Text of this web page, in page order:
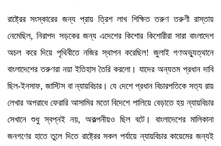
রাষ্ট্রের সংস্কারের জন্য প্রায় ত্রিশ লাখ শিক্ষিত তরুণ তরুণী রাস্তায়
নেমেছিল, নিরাপদ সড়কের জন্য এদেশের কিশোর কিশোরীরা সারা বাংলাদেশ
অচল করে দিয়ে পৃথিবীতে নজির স্থাপন করেছিল! জুলাই গণঅভ্যুত্থানে
বাংলাদেশের তরুণরা নয়া ইতিহাস তৈরি করলো। যাদের অন্যতম প্রধান দাবি
ছিল-ইনসাফ, জাস্টিস বা ন্যায়বিচার। যে দেশে প্রধান বিচারপতিকে সত্য রায়
লেখার অপরাধে ফেরারি আসামির মতো বিদেশে পালিয়ে বেড়াতে হয় ন্যায়বিচার
সেখানে শুধু স্বপ্নই নয়, অকল্পনীয়ও ছিল বটে। বাংলাদেশের মালিকানা
জনগণের হাতে তুলে দিতে রাষ্ট্রের সকল পর্যায়ে ন্যায়বিচার কায়েমের জন্যই